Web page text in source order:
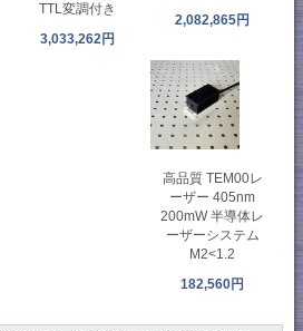
TTL変調付き
3,033,262円
2,082,865円
高品質 TEM00レ
ーザー 405nm
200mW 半導体レ
ーザーシステム
M2<1.2
182,560円